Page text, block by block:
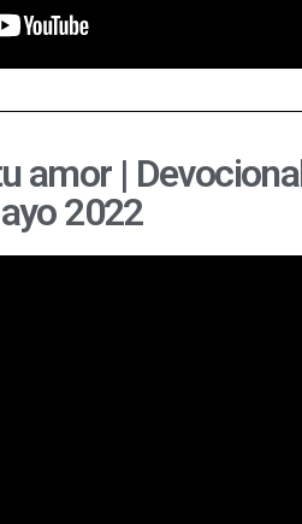
amor |
2022